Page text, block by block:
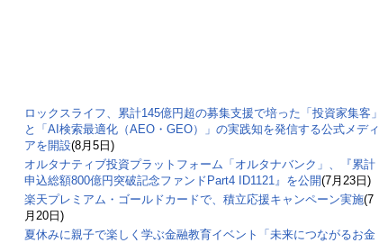
ロックスライフ、累計145億円超の募集支援で培った「投資家集客」
と「AI検索最適化（AEO・GEO）」の実践知を発信する公式メディ
アを開設(8月5日)
オルタナティブ投資プラットフォーム「オルタナバンク」、『累計
申込総額800億円突破記念ファンドPart4 ID1121』を公開(7月23日)
楽天プレミアム・ゴールドカードで、積立応援キャンペーン実施(7
月20日)
夏休みに親子で楽しく学ぶ金融教育イベント「未来につながるお金